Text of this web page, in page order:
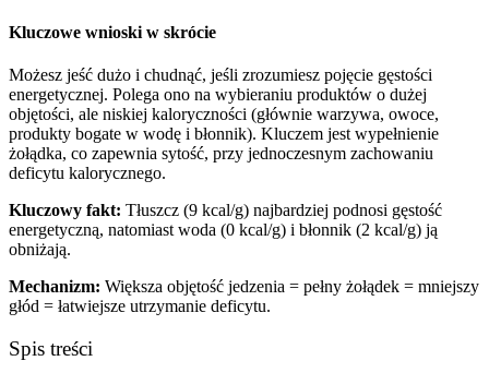
Kluczowe wnioski w skrócie
Możesz jeść dużo i chudnąć, jeśli zrozumiesz pojęcie gęstości
energetycznej. Polega ono na wybieraniu produktów o dużej
objętości, ale niskiej kaloryczności (głównie warzywa, owoce,
produkty bogate w wodę i błonnik). Kluczem jest wypełnienie
żołądka, co zapewnia sytość, przy jednoczesnym zachowaniu
deficytu kalorycznego.
Kluczowy fakt: Tłuszcz (9 kcal/g) najbardziej podnosi gęstość
energetyczną, natomiast woda (0 kcal/g) i błonnik (2 kcal/g) ją
obniżają.
Mechanizm: Większa objętość jedzenia = pełny żołądek = mniejszy
głód = łatwiejsze utrzymanie deficytu.
Spis treści